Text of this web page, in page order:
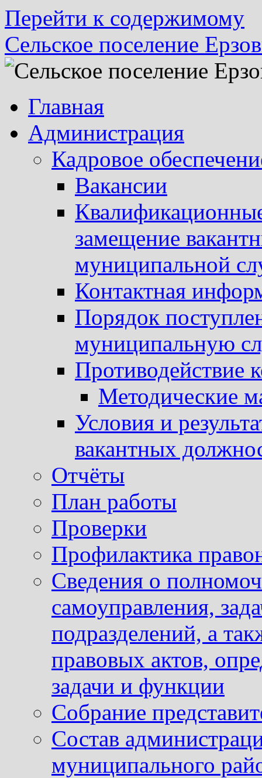
Перейти к содержимому
Сельское поселение
Главная
Администрация
Кадровое
Вакансии
замещение
муниципальной
Контактная
Порядок
муниципальную
Противодействие
Методические
Условия и
вакантных
Отчёты
План работы
Проверки
Профилактика
Сведения о
самоуправления,
подразделений, а
правовых актов,
задачи и функции
Собрание
Состав
муниципального